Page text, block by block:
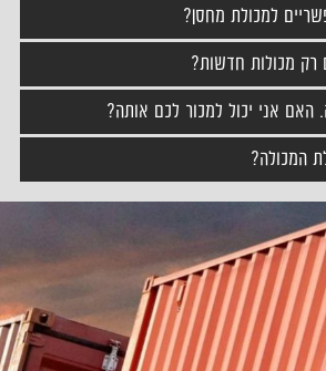
למכולת מחסן?
מכולות חדשות?
האם אני יכול למכור לכם אותה?
המכולה?